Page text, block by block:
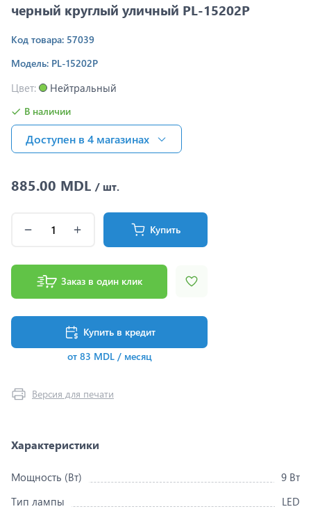
черный круглый уличный PL-15202P
Код товара: 57039
Модель: PL-15202P
Цвет: Нейтральный
В наличии
Доступен в 4 магазинах
885.00 MDL / шт.
Купить
Заказ в один клик
Купить в кредит
от 83 MDL / месяц
Версия для печати
Характеристики
Мощность (Вт)
9 Вт
Тип лампы
LED